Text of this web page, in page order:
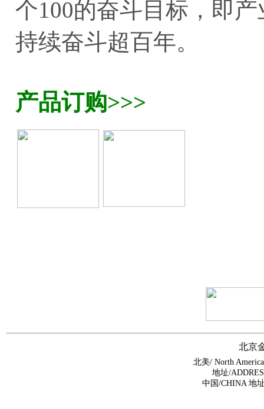
个100的奋斗目标，即
持续奋斗超百年。
产品订购>>>
北京
北美/ North
地址/
中国/CHINA 地